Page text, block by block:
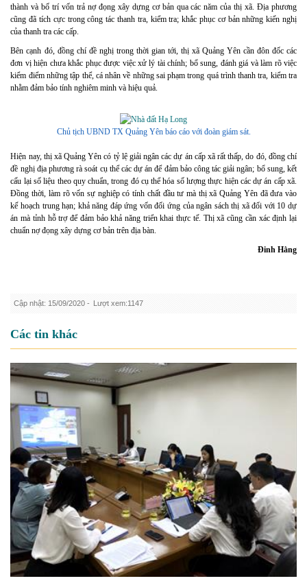
thành và bố trí vốn trả nợ đọng xây dựng cơ bản qua các năm của thị xã. Địa phương
cũng đã tích cực trong công tác thanh tra, kiểm tra; khắc phục cơ bản những kiến nghị
của thanh tra các cấp.
Bên cạnh đó, đồng chí đề nghị trong thời gian tới, thị xã Quảng Yên cần đôn đốc các
đơn vị hiện chưa khắc phục được việc xử lý tài chính; bổ sung, đánh giá và làm rõ việc
kiểm điểm những tập thể, cá nhân về những sai phạm trong quá trình thanh tra, kiểm tra
nhằm đảm bảo tính nghiêm minh và hiệu quả.
Chủ tịch UBND TX Quảng Yên báo cáo với đoàn giám sát.
Hiện nay, thị xã Quảng Yên có tỷ lệ giải ngân các dự án cấp xã rất thấp, do đó, đồng chí
đề nghị địa phương rà soát cụ thể các dự án để đảm bảo công tác giải ngân; bổ sung, kết
cấu lại số liệu theo quy chuẩn, trong đó cụ thể hóa số lượng thực hiện các dự án cấp xã.
Đồng thời, làm rõ vốn sự nghiệp có tính chất đầu tư mà thị xã Quảng Yên đã đưa vào
kế hoạch trung hạn; khả năng đáp ứng vốn đối ứng của ngân sách thị xã đối với 10 dự
án mà tỉnh hỗ trợ để đảm bảo khả năng triển khai thực tế. Thị xã cũng cần xác định lại
chuẩn nợ đọng xây dựng cơ bản trên địa bàn.
Đinh Hằng
Cập nhật: 15/09/2020 - Lượt xem:1147
Các tin khác